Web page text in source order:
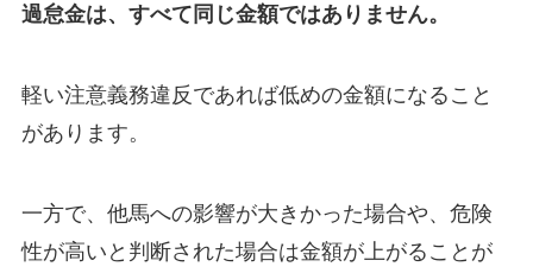
過怠金は、すべて同じ金額ではありません。
軽い注意義務違反であれば低めの金額になること
があります。
一方で、他馬への影響が大きかった場合や、危険
性が高いと判断された場合は金額が上がることが